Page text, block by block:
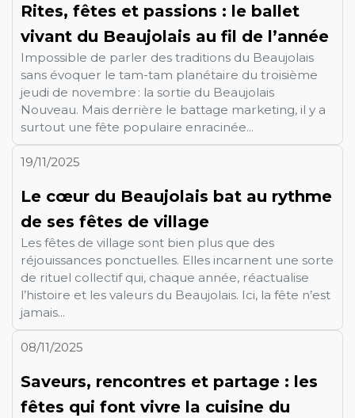
Rites, fêtes et passions : le ballet
vivant du Beaujolais au fil de l’année
Impossible de parler des traditions du Beaujolais
sans évoquer le tam-tam planétaire du troisième
jeudi de novembre : la sortie du Beaujolais
Nouveau. Mais derrière le battage marketing, il y a
surtout une fête populaire enracinée...
19/11/2025
Le cœur du Beaujolais bat au rythme
de ses fêtes de village
Les fêtes de village sont bien plus que des
réjouissances ponctuelles. Elles incarnent une sorte
de rituel collectif qui, chaque année, réactualise
l’histoire et les valeurs du Beaujolais. Ici, la fête n’est
jamais...
08/11/2025
Saveurs, rencontres et partage : les
fêtes qui font vivre la cuisine du